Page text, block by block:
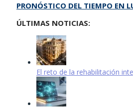
PRONÓSTICO DEL TIEMPO EN
ÚLTIMAS NOTICIAS:
El reto de la rehabilitación